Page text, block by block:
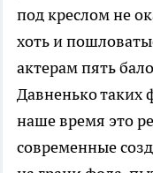
под креслом не
хоть и
актерам пять
Давненько таких
наше время это
современные